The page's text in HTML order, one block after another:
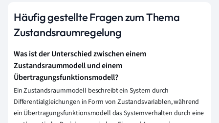
Häufig gestellte Fragen zum Thema
Zustandsraumregelung
Was ist der Unterschied zwischen einem
Zustandsraummodell und einem
Übertragungsfunktionsmodell?
Ein Zustandsraummodell beschreibt ein System durch
Differentialgleichungen in Form von Zustandsvariablen, während
ein Übertragungsfunktionsmodell das Systemverhalten durch eine